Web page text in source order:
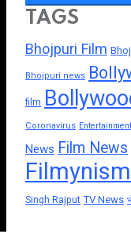
TAGS
Bhojpuri Film
Bhojpuri news
film
Coronavirus Entertainment
News Film News
Filmynism
Singh Rajput TV News